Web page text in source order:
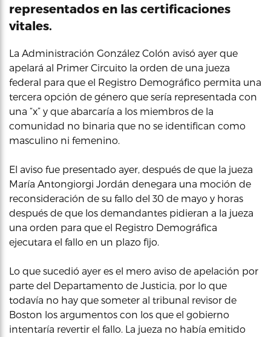
representados en las certificaciones
vitales.
La Administración González Colón avisó ayer que
apelará al Primer Circuito la orden de una jueza
federal para que el Registro Demográfico permita una
tercera opción de género que sería representada con
una “x” y que abarcaría a los miembros de la
comunidad no binaria que no se identifican como
masculino ni femenino.
El aviso fue presentado ayer, después de que la jueza
María Antongiorgi Jordán denegara una moción de
reconsideración de su fallo del 30 de mayo y horas
después de que los demandantes pidieran a la jueza
una orden para que el Registro Demográfica
ejecutara el fallo en un plazo fijo.
Lo que sucedió ayer es el mero aviso de apelación por
parte del Departamento de Justicia, por lo que
todavía no hay que someter al tribunal revisor de
Boston los argumentos con los que el gobierno
intentaría revertir el fallo. La jueza no había emitido